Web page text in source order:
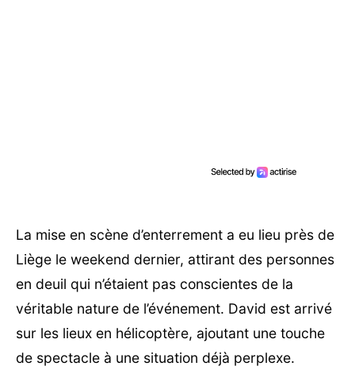
La mise en scène d’enterrement a eu lieu près de
Liège le weekend dernier, attirant des personnes
en deuil qui n’étaient pas conscientes de la
véritable nature de l’événement. David est arrivé
sur les lieux en hélicoptère, ajoutant une touche
de spectacle à une situation déjà perplexe.